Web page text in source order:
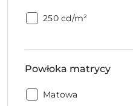
Jasność:
250 cd/m²
Powłoka matrycy
Powłoka
Matowa